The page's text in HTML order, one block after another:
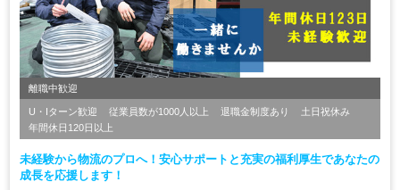
離職中歓迎
U・Iターン歓迎 従業員数が1000人以上 退職金制度あり
土日祝休み
年間休日120日以上
未経験から物流のプロへ！安心サポートと充実の福利厚生であなたの
成長を応援します！